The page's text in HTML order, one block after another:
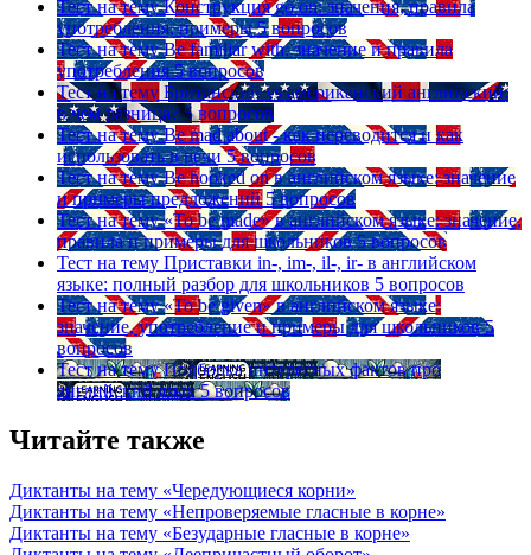
Тест на тему Конструкция go on: значения, правила
употребления, примеры 5 вопросов
Тест на тему Be familiar with: значение и правила
употребления 5 вопросов
Тест на тему Британский vs американский английский:
в чем разница? 5 вопросов
Тест на тему Be mad about - как переводится и как
использовать в речи 5 вопросов
Тест на тему Be hooked on в английском языке: значение
и примеры предложений 5 вопросов
Тест на тему «To be made» в английском языке: значение,
правила и примеры для школьников 5 вопросов
Тест на тему Приставки in-, im-, il-, ir- в английском
языке: полный разбор для школьников 5 вопросов
Тест на тему «To be given» в английском языке:
значение, употребление и примеры для школьников 5
вопросов
Тест на тему Подборка интересных фактов про
английский язык 5 вопросов
Читайте также
Диктанты на тему «Чередующиеся корни»
Диктанты на тему «Непроверяемые гласные в корне»
Диктанты на тему «Безударные гласные в корне»